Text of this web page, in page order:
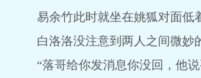
易余竹此时就坐在姚狐对面低
白洛洛没注意到两人之间微妙的
“落哥给你发消息你没回，他说